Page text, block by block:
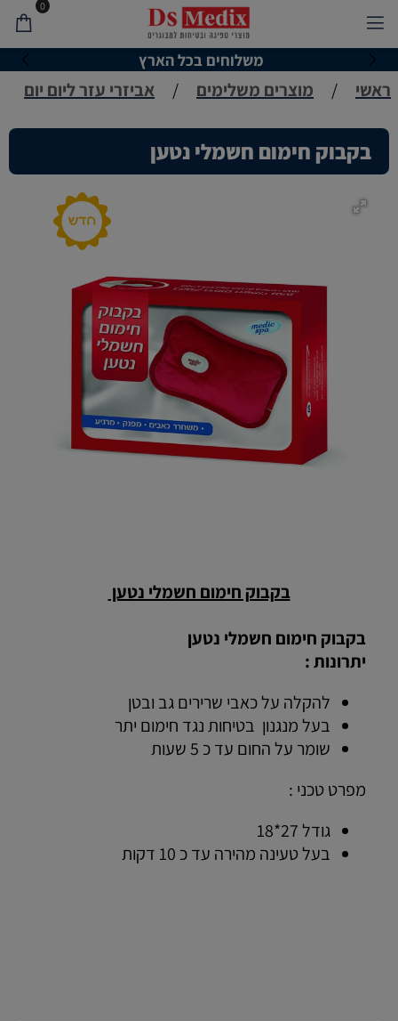
משלוחים בכל הארץ
0
ראשי / מוצרים משלימים / אביזרי עזר ליום יום
בקבוק חימום חשמלי נטען
בקבוק חימום חשמלי נטען
בקבוק חימום חשמלי נטען
יתרונות :
להקלה על כאבי שרירים גב ובטן
בעל מנגנון בטיחות נגד חימום יתר
שומר על החום עד כ 5 שעות
מפרט טכני :
גודל 27*18
בעל טעינה מהירה עד כ 10 דקות